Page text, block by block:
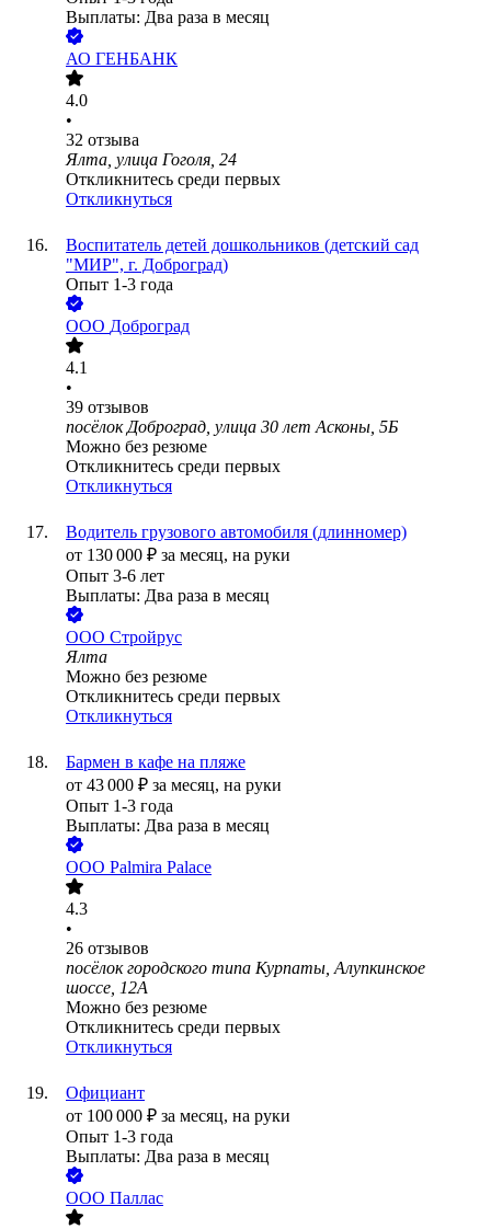
Выплаты: Два раза в месяц
АО ГЕНБАНК
4.0
•
32 отзыва
Ялта, улица Гоголя, 24
Откликнитесь среди первых
Откликнуться
Воспитатель детей дошкольников (детский сад
"МИР", г. Доброград)
Опыт 1-3 года
ООО Доброград
4.1
•
39 отзывов
посёлок Доброград, улица 30 лет Асконы, 5Б
Можно без резюме
Откликнитесь среди первых
Откликнуться
Водитель грузового автомобиля (длинномер)
от 130 000 ₽ за месяц, на руки
Опыт 3-6 лет
Выплаты: Два раза в месяц
ООО Стройрус
Ялта
Можно без резюме
Откликнитесь среди первых
Откликнуться
Бармен в кафе на пляже
от 43 000 ₽ за месяц, на руки
Опыт 1-3 года
Выплаты: Два раза в месяц
ООО Palmira Palace
4.3
•
26 отзывов
посёлок городского типа Курпаты, Алупкинское
шоссе, 12А
Можно без резюме
Откликнитесь среди первых
Откликнуться
Официант
от 100 000 ₽ за месяц, на руки
Опыт 1-3 года
Выплаты: Два раза в месяц
ООО Паллас